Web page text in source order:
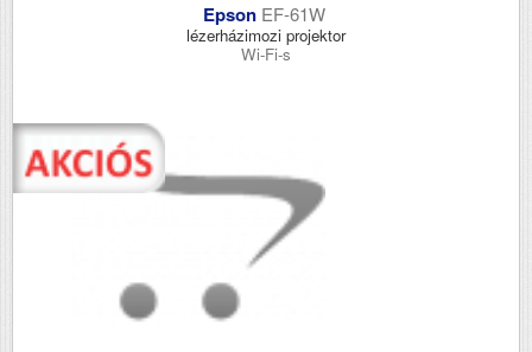
Epson EF-61W
lézerházimozi projektor
Wi-Fi-s